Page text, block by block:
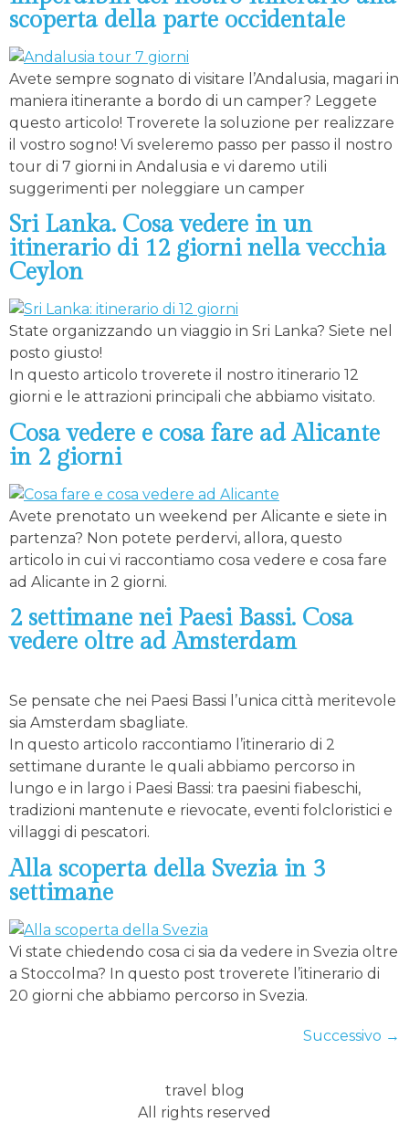
scoperta della parte occidentale
Avete sempre sognato di visitare l’Andalusia, magari in
maniera itinerante a bordo di un camper? Leggete
questo articolo! Troverete la soluzione per realizzare
il vostro sogno! Vi sveleremo passo per passo il nostro
tour di 7 giorni in Andalusia e vi daremo utili
suggerimenti per noleggiare un camper
Sri Lanka. Cosa vedere in un
itinerario di 12 giorni nella vecchia
Ceylon
State organizzando un viaggio in Sri Lanka? Siete nel
posto giusto!
In questo articolo troverete il nostro itinerario 12
giorni e le attrazioni principali che abbiamo visitato.
Cosa vedere e cosa fare ad Alicante
in 2 giorni
Avete prenotato un weekend per Alicante e siete in
partenza? Non potete perdervi, allora, questo
articolo in cui vi raccontiamo cosa vedere e cosa fare
ad Alicante in 2 giorni.
2 settimane nei Paesi Bassi. Cosa
vedere oltre ad Amsterdam
Se pensate che nei Paesi Bassi l’unica città meritevole
sia Amsterdam sbagliate.
In questo articolo raccontiamo l’itinerario di 2
settimane durante le quali abbiamo percorso in
lungo e in largo i Paesi Bassi: tra paesini fiabeschi,
tradizioni mantenute e rievocate, eventi folcloristici e
villaggi di pescatori.
Alla scoperta della Svezia in 3
settimane
Vi state chiedendo cosa ci sia da vedere in Svezia oltre
a Stoccolma? In questo post troverete l’itinerario di
20 giorni che abbiamo percorso in Svezia.
Successivo →
travel blog
All rights reserved